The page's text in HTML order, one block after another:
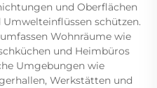
und Oberflächen
schützen.
Wohnräume wie
und Heimbüros
Umgebungen wie
Werkstätten und